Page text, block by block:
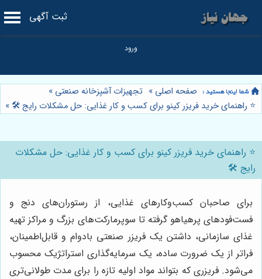
ثبت آگهی
صفحه اصلی » تجهیزات آشپزخانه صنعتی »
⭐️ راهنمای خرید فریزر کینو برای کسب و کار غذایی: حل مشکلات رایج 🛠️»
⭐️ راهنمای خرید فریزر کینو برای کسب و کار غذایی: حل مشکلات
رایج 🛠️
برای صاحبان کسب‌وکارهای غذایی، از رستوران‌های دنج و
فست‌فودهای پرهیاهو گرفته تا سوپرمارکت‌های بزرگ و مراکز تهیه
غذای سازمانی، داشتن یک فریزر صنعتی بادوام و قابل‌اطمینان،
فراتر از یک ضرورت ساده، یک سرمایه‌گذاری استراتژیک محسوب
می‌شود. فریزری که بتواند مواد اولیه تازه را برای مدت طولانی‌تری